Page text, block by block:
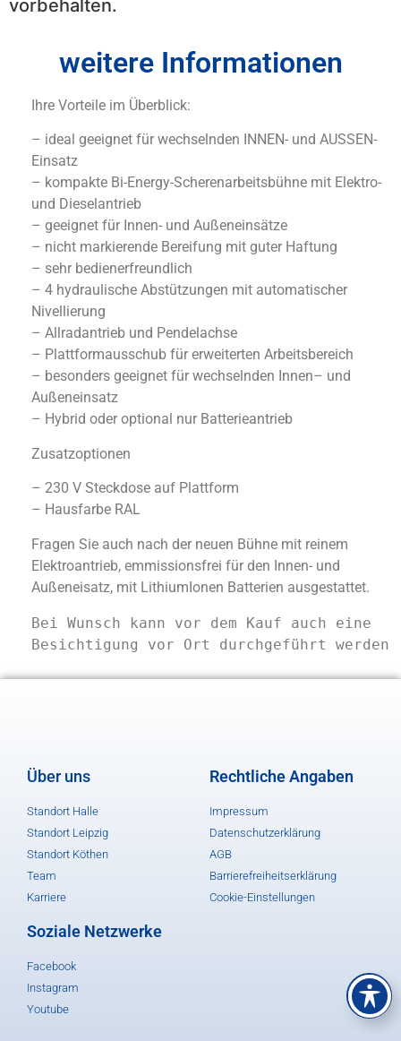
vorbehalten.
weitere Informationen
Ihre Vorteile im Überblick:
– ideal geeignet für wechselnden INNEN- und AUSSEN-
Einsatz
– kompakte Bi-Energy-Scherenarbeitsbühne mit Elektro-
und Dieselantrieb
– geeignet für Innen- und Außeneinsätze
– nicht markierende Bereifung mit guter Haftung
– sehr bedienerfreundlich
– 4 hydraulische Abstützungen mit automatischer
Nivellierung
– Allradantrieb und Pendelachse
– Plattformausschub für erweiterten Arbeitsbereich
– besonders geeignet für wechselnden Innen– und
Außeneinsatz
– Hybrid oder optional nur Batterieantrieb
Zusatzoptionen
– 230 V Steckdose auf Plattform
– Hausfarbe RAL
Fragen Sie auch nach der neuen Bühne mit reinem
Elektroantrieb, emmissionsfrei für den Innen- und
Außeneisatz, mit LithiumIonen Batterien ausgestattet.
Bei Wunsch kann vor dem Kauf auch eine
Besichtigung vor Ort durchgeführt werden
Über uns
Standort Halle
Standort Leipzig
Standort Köthen
Team
Karriere
Rechtliche Angaben
Impressum
Datenschutzerklärung
AGB
Barrierefreiheitserklärung
Cookie-Einstellungen
Soziale Netzwerke
Facebook
Instagram
Youtube